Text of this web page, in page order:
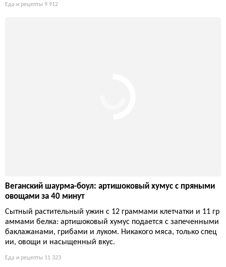
Еда и рецепты 9 912
Веганский шаурма-боул: артишоковый хумус с пряными
овощами за 40 минут
Сытный растительный ужин с 12 граммами клетчатки и 11 гр
аммами белка: артишоковый хумус подается с запеченными
баклажанами, грибами и луком. Никакого мяса, только спец
ии, овощи и насыщенный вкус.
Еда и рецепты 11 323